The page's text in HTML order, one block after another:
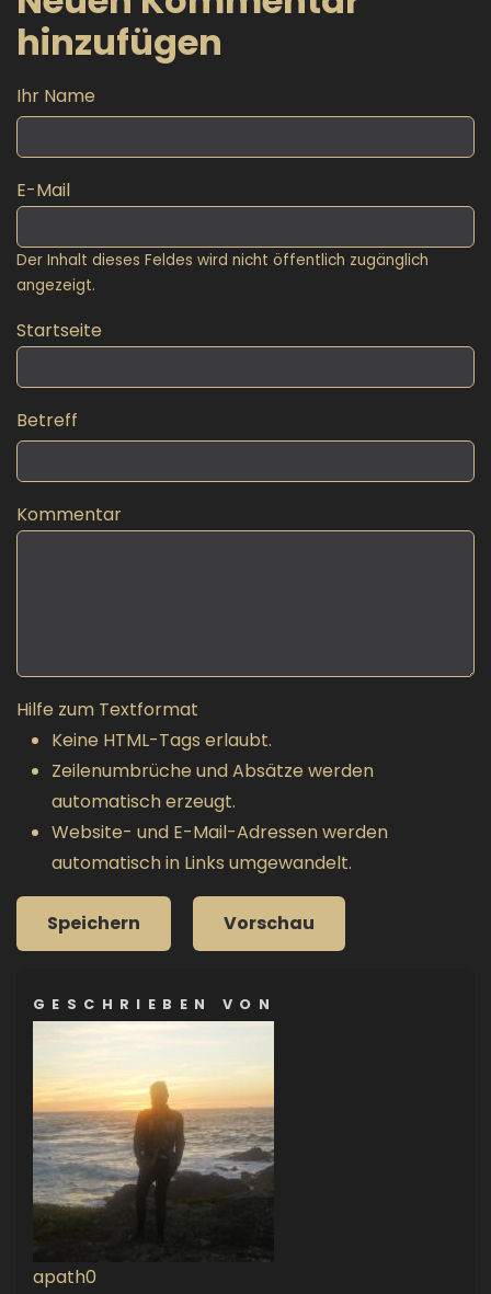
hinzufügen
Ihr Name
E-Mail
Der Inhalt dieses Feldes wird nicht öffentlich zugänglich
angezeigt.
Startseite
Betreff
Kommentar
Hilfe zum Textformat
Keine HTML-Tags erlaubt.
Zeilenumbrüche und Absätze werden
automatisch erzeugt.
Website- und E-Mail-Adressen werden
automatisch in Links umgewandelt.
GESCHRIEBEN VON
apath0